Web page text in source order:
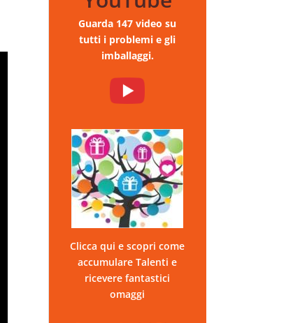
Guarda 147 video su
tutti i problemi e gli
imballaggi.
Clicca qui e scopri come
accumulare Talenti e
ricevere fantastici
omaggi